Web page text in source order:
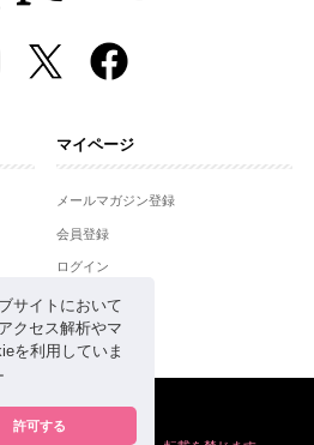
サイトにおいて
クセス解析やマ
を利用していま
許可する
マイページ
メールマガジン登録
会員登録
ログイン
by